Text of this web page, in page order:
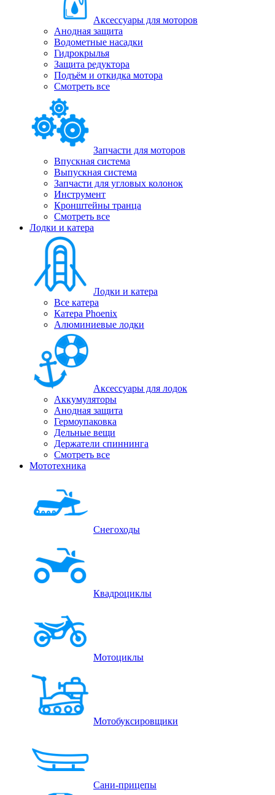
Аксессуары для моторов
Анодная защита
Водометные насадки
Гидрокрылья
Защита редуктора
Подъём и откидка мотора
Смотреть все
Запчасти для моторов
Впускная система
Выпускная система
Запчасти для угловых колонок
Инструмент
Кронштейны транца
Смотреть все
Лодки и катера
Лодки и катера
Все катера
Катера Phoenix
Алюминиевые лодки
Аксессуары для лодок
Аккумуляторы
Анодная защита
Гермоупаковка
Дельные вещи
Держатели спиннинга
Смотреть все
Мототехника
Снегоходы
Квадроциклы
Мотоциклы
Мотобуксировщики
Сани-прицепы